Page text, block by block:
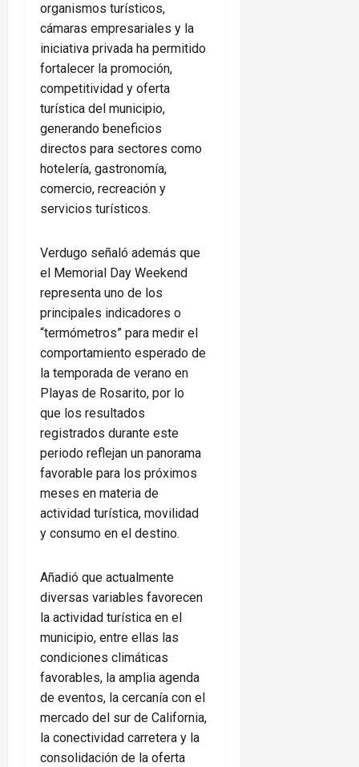
organismos turísticos,
cámaras empresariales y la
iniciativa privada ha permitido
fortalecer la promoción,
competitividad y oferta
turística del municipio,
generando beneficios
directos para sectores como
hotelería, gastronomía,
comercio, recreación y
servicios turísticos.
Verdugo señaló además que
el Memorial Day Weekend
representa uno de los
principales indicadores o
“termómetros” para medir el
comportamiento esperado de
la temporada de verano en
Playas de Rosarito, por lo
que los resultados
registrados durante este
periodo reflejan un panorama
favorable para los próximos
meses en materia de
actividad turística, movilidad
y consumo en el destino.
Añadió que actualmente
diversas variables favorecen
la actividad turística en el
municipio, entre ellas las
condiciones climáticas
favorables, la amplia agenda
de eventos, la cercanía con el
mercado del sur de California,
la conectividad carretera y la
consolidación de la oferta